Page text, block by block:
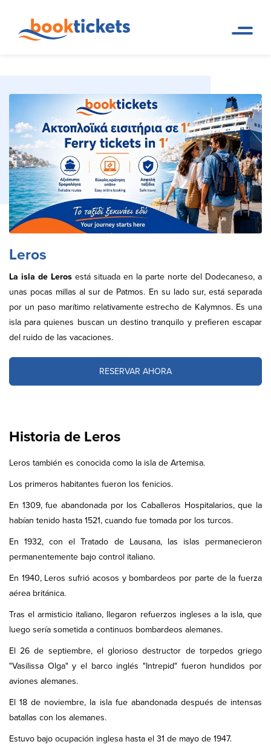
Leros
La isla de Leros está situada en la parte norte del Dodecaneso, a
unas pocas millas al sur de Patmos. En su lado sur, está separada
por un paso marítimo relativamente estrecho de Kalymnos. Es una
isla para quienes buscan un destino tranquilo y prefieren escapar
del ruido de las vacaciones.
RESERVAR AHORA
Historia de Leros
Leros también es conocida como la isla de Artemisa.
Los primeros habitantes fueron los fenicios.
En 1309, fue abandonada por los Caballeros Hospitalarios, que la
habían tenido hasta 1521, cuando fue tomada por los turcos.
En 1932, con el Tratado de Lausana, las islas permanecieron
permanentemente bajo control italiano.
En 1940, Leros sufrió acosos y bombardeos por parte de la fuerza
aérea británica.
Tras el armisticio italiano, llegaron refuerzos ingleses a la isla, que
luego sería sometida a continuos bombardeos alemanes.
El 26 de septiembre, el glorioso destructor de torpedos griego
"Vasilissa Olga" y el barco inglés "Intrepid" fueron hundidos por
aviones alemanes.
El 18 de noviembre, la isla fue abandonada después de intensas
batallas con los alemanes.
Estuvo bajo ocupación inglesa hasta el 31 de mayo de 1947.